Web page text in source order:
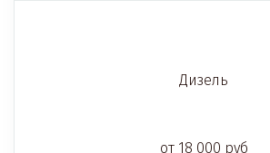
Дизель
от 18 000 руб